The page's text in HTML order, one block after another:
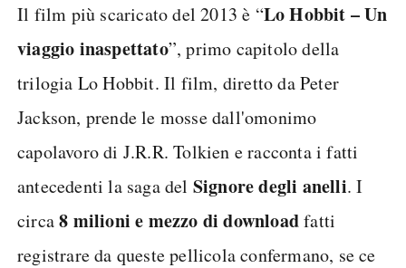
Il film più scaricato del 2013 è “Lo Hobbit – Un
viaggio inaspettato”, primo capitolo della
trilogia Lo Hobbit. Il film, diretto da Peter
Jackson, prende le mosse dall'omonimo
capolavoro di J.R.R. Tolkien e racconta i fatti
antecedenti la saga del Signore degli anelli. I
circa8 milioni e mezzo di downloadfatti
registrare da queste pellicola confermano, se ce